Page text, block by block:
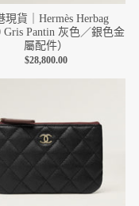
現貨｜Hermès Herbag
Gris Pantin 灰色／銀色金
屬配件）
$28,800.00